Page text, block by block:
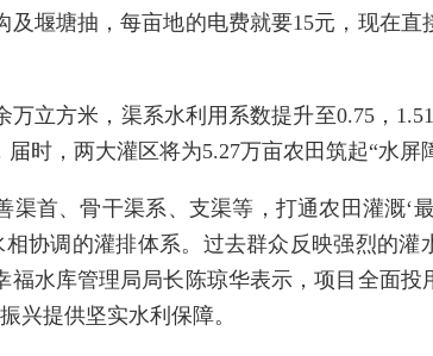
堰塘抽，每亩地的电费就要15元，现在直
立方米，渠系水利用系数提升至0.75，
时，两大灌区将为5.27万亩农田筑起“水屏
渠首、骨干渠系、支渠等，打通农田灌溉‘
协调的灌排体系。过去群众反映强烈的灌
福水库管理局局长陈琼华表示，项目全面投
兴提供坚实水利保障。